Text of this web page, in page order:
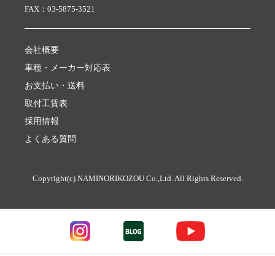
FAX：03-5875-3521
会社概要
車種・メーカー対応表
お支払い・送料
取付工賃表
採用情報
よくある質問
Copyright(c) NAMINORIKOZOU Co.,Ltd. All Rights Reserved.